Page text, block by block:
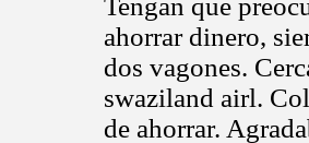
Tengan que
ahorrar dinero,
dos vagones.
swaziland airl.
de ahorrar.